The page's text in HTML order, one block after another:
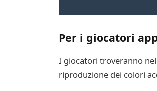
Per i giocatori
I giocatori troveranno nel
riproduzione dei colori